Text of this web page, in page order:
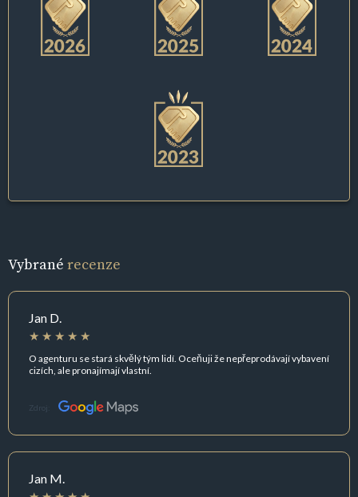
Vybrané recenze
Jan D.
O agenturu se stará skvělý tým lidí. Oceňuji že nepřeprodávají vybavení
cizích, ale pronajímají vlastní.
Zdroj:
Jan M.